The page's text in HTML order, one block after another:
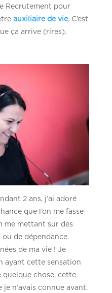
Recrutement pour
auxiliaire de vie. C’est
ça arrive (rires).
2 ans, j’ai adoré
que l’on me fasse
me mettant sur des
de dépendance.
de ma vie ! Je
ayant cette sensation
quelque chose, cette
n’avais connue avant.